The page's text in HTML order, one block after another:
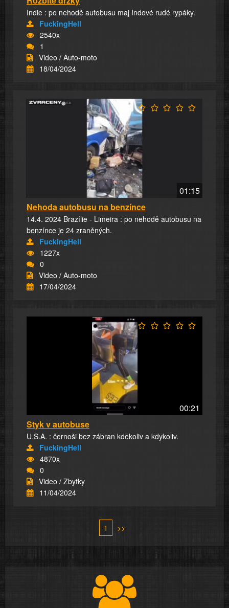
Indie : po nehodě autobusu maj Indové rudé rypáky.
FuckingHell
2540x
1
Video / Auto-moto
18/04/2024
01:15
Nehoda autobusu na benzínce
14.4. 2024 Brazílie - Limeira : po nehodě autobusu na
benzínce je 24 zraněných.
FuckingHell
1227x
0
Video / Auto-moto
17/04/2024
00:21
Styk v autobuse
U.S.A. : černoši bez zábran kdekoliv a kdykoliv.
FuckingHell
4870x
0
Video / Zbytky
11/04/2024
1 >>